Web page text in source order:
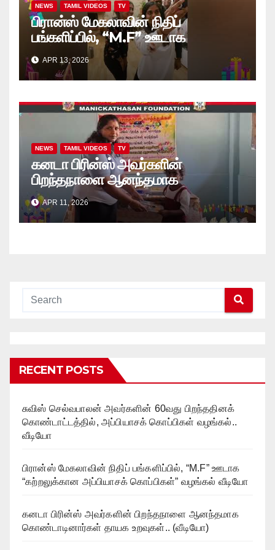
NEWS TAMIL VIDEOS TV
பிரான்ஸ் மேகலாவின் நிதிப்
பங்களிப்பில், “M.F” ஊடாக
“கற்றலுக்கான அப்பியாசக்
கொப்பிகள்” வழங்கல் வீடியோ
APR 13, 2026
NEWS TAMIL VIDEOS TV
கனடா பிரின்ஸ் அவர்களின்
பிறந்தநாளை ஆனந்தமாக
கொண்டாடினார்கள் தாயக உறவுகள்..
(வீடியோ)
APR 11, 2026
RECENT POSTS
சுவிஸ் செல்வபாலன் அவர்களின் 60வது பிறந்ததினக்
கொண்டாட்டத்தில், அப்பியாசக் கொப்பிகள் வழங்கல்..
வீடியோ
பிரான்ஸ் மேகலாவின் நிதிப் பங்களிப்பில், “M.F” ஊடாக
“கற்றலுக்கான அப்பியாசக் கொப்பிகள்” வழங்கல் வீடியோ
கனடா பிரின்ஸ் அவர்களின் பிறந்தநாளை ஆனந்தமாக
கொண்டாடினார்கள் தாயக உறவுகள்.. (வீடியோ)